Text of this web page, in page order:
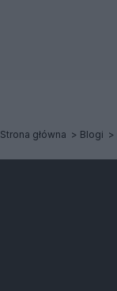
Strona główna Blogi